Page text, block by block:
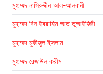
মুহাম্মদ নাসিরুদ্দীন আল-আলবানী
মুহাম্মদ বিন ইবরাহিম আত তুআইজিরী
মুহাম্মদ মুফীজুল ইসলাম
মুহাম্মদ রেজাউল করীম